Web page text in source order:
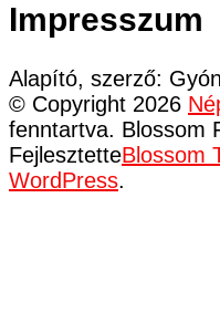
Impresszum
Alapító, szerző:
© Copyright 2026
fenntartva. Blossom
FejlesztetteBlossom
WordPress.